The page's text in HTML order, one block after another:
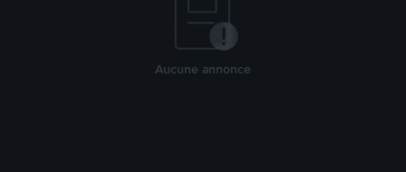
Aucune annonce